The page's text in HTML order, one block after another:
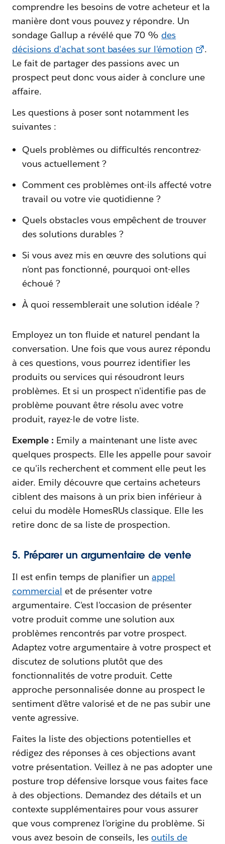
comprendre les besoins de votre acheteur et la
manière dont vous pouvez y répondre. Un
sondage Gallup a révélé que 70 % des
décisions d'achat sont basées sur l'émotion
.
Le fait de partager des passions avec un
prospect peut donc vous aider à conclure une
affaire.
Les questions à poser sont notamment les
suivantes :
Quels problèmes ou difficultés rencontrez-
vous actuellement ?
Comment ces problèmes ont-ils affecté votre
travail ou votre vie quotidienne ?
Quels obstacles vous empêchent de trouver
des solutions durables ?
Si vous avez mis en œuvre des solutions qui
n'ont pas fonctionné, pourquoi ont-elles
échoué ?
À quoi ressemblerait une solution idéale ?
Employez un ton fluide et naturel pendant la
conversation. Une fois que vous aurez répondu
à ces questions, vous pourrez identifier les
produits ou services qui résoudront leurs
problèmes. Et si un prospect n'identifie pas de
problème pouvant être résolu avec votre
produit, rayez-le de votre liste.
Exemple : Emily a maintenant une liste avec
quelques prospects. Elle les appelle pour savoir
ce qu'ils recherchent et comment elle peut les
aider. Emily découvre que certains acheteurs
ciblent des maisons à un prix bien inférieur à
celui du modèle HomesRUs classique. Elle les
retire donc de sa liste de prospection.
5. Préparer un argumentaire de vente
Il est enfin temps de planifier unappel
commercial et de présenter votre
argumentaire. C'est l'occasion de présenter
votre produit comme une solution aux
problèmes rencontrés par votre prospect.
Adaptez votre argumentaire à votre prospect et
discutez de solutions plutôt que des
fonctionnalités de votre produit. Cette
approche personnalisée donne au prospect le
sentiment d'être valorisé et de ne pas subir une
vente agressive.
Faites la liste des objections potentielles et
rédigez des réponses à ces objections avant
votre présentation. Veillez à ne pas adopter une
posture trop défensive lorsque vous faites face
à des objections. Demandez des détails et un
contexte supplémentaires pour vous assurer
que vous comprenez l'origine du problème. Si
vous avez besoin de conseils, les outils de